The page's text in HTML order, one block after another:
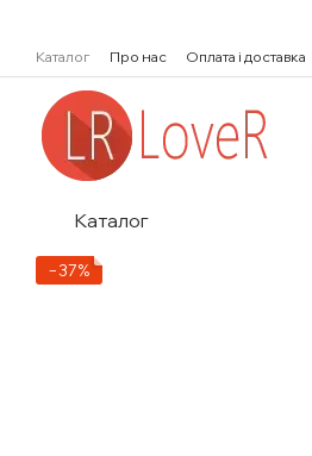
Каталог Про нас Оплата і доставка
Каталог
−37%